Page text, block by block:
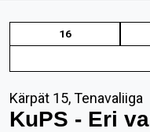
16
Kärpät 15, Tenavaliiga
KuPS - Eri